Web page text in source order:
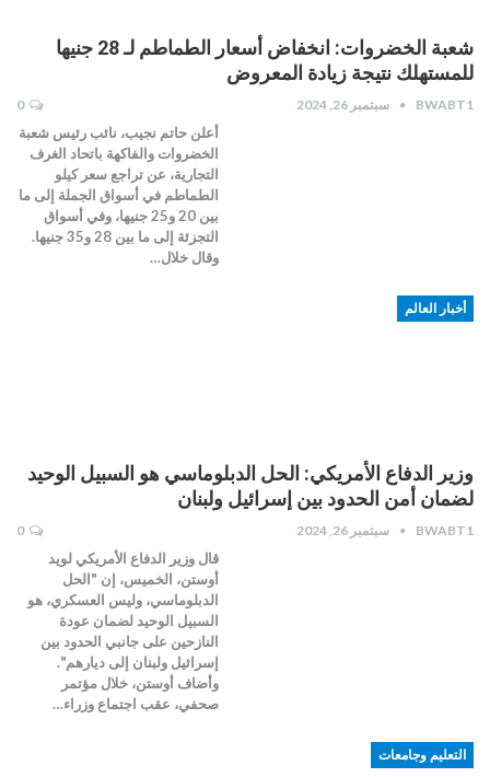
شعبة الخضروات: انخفاض أسعار الطماطم لـ 28 جنيها
للمستهلك نتيجة زيادة المعروض
BWABT1 سبتمبر 26, 2024 0
أعلن حاتم نجيب، نائب رئيس شعبة
الخضروات والفاكهة باتحاد الغرف
التجارية، عن تراجع سعر كيلو
الطماطم في أسواق الجملة إلى ما
بين 20 و25 جنيها، وفي أسواق
التجزئة إلى ما بين 28 و35 جنيها.
وقال خلال…
أخبار العالم
وزير الدفاع الأمريكي: الحل الدبلوماسي هو السبيل الوحيد
لضمان أمن الحدود بين إسرائيل ولبنان
BWABT1 سبتمبر 26, 2024 0
قال وزير الدفاع الأمريكي لويد
أوستن، الخميس، إن "الحل
الدبلوماسي، وليس العسكري، هو
السبيل الوحيد لضمان عودة
النازحين على جانبي الحدود بين
إسرائيل ولبنان إلى ديارهم".
وأضاف أوستن، خلال مؤتمر
صحفي، عقب اجتماع وزراء…
التعليم وجامعات